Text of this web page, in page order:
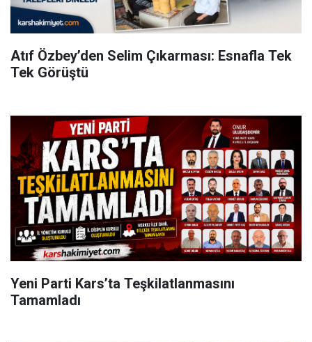
Atıf Özbey’den Selim Çıkarması: Esnafla Tek
Tek Görüştü
Yeni Parti Kars’ta Teşkilatlanmasını
Tamamladı